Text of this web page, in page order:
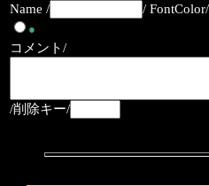
Name /
/ FontColor/
●
コメント/
/削除キー/